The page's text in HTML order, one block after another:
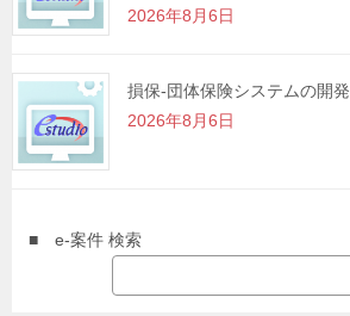
2026年8月6日
損保-団体保険システムの開発
2026年8月6日
■ e-案件 検索